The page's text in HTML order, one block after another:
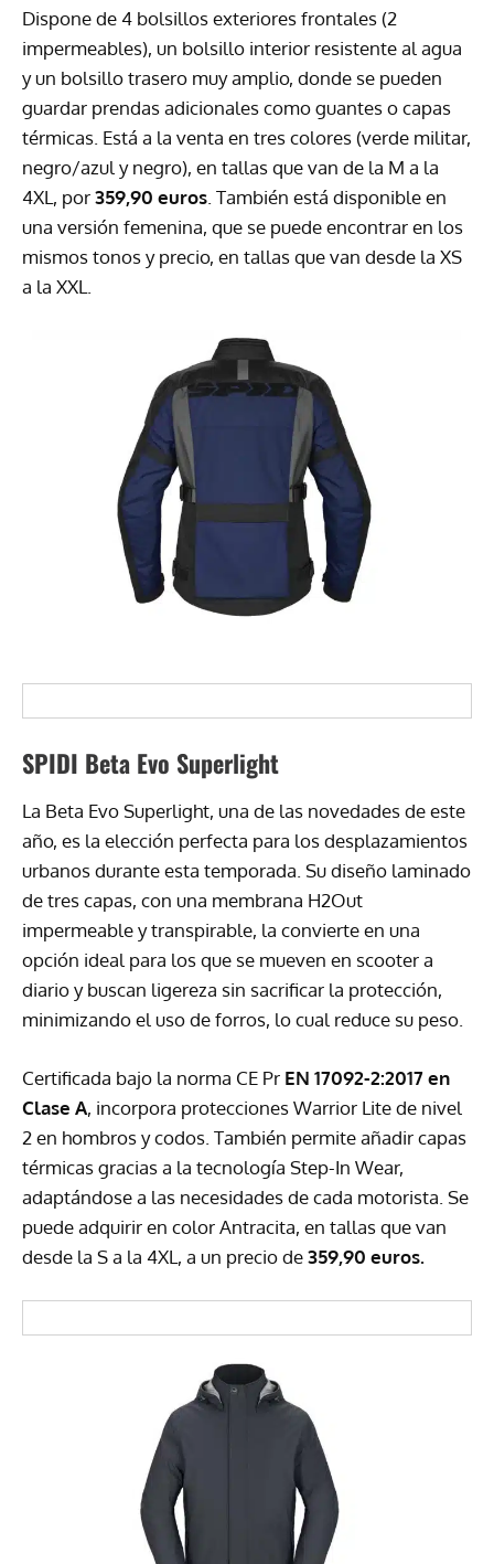
Dispone de 4 bolsillos exteriores frontales (2
impermeables), un bolsillo interior resistente al agua
y un bolsillo trasero muy amplio, donde se pueden
guardar prendas adicionales como guantes o capas
térmicas. Está a la venta en tres colores (verde militar,
negro/azul y negro), en tallas que van de la M a la
4XL, por359,90 euros. También está disponible en
una versión femenina, que se puede encontrar en los
mismos tonos y precio, en tallas que van desde la XS
a la XXL.
SPIDI Beta Evo Superlight
La Beta Evo Superlight, una de las novedades de este
año, es la elección perfecta para los desplazamientos
urbanos durante esta temporada. Su diseño laminado
de tres capas, con una membrana H2Out
impermeable y transpirable, la convierte en una
opción ideal para los que se mueven en scooter a
diario y buscan ligereza sin sacrificar la protección,
minimizando el uso de forros, lo cual reduce su peso.
Certificada bajo la norma CE Pr EN 17092-2:2017 en
Clase A, incorpora protecciones Warrior Lite de nivel
2 en hombros y codos. También permite añadir capas
térmicas gracias a la tecnología Step-In Wear,
adaptándose a las necesidades de cada motorista. Se
puede adquirir en color Antracita, en tallas que van
desde la S a la 4XL, a un precio de359,90 euros.